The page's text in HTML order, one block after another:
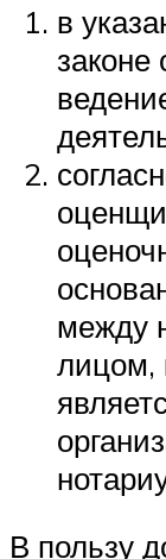
в
законе
между
лицом,
В пользу